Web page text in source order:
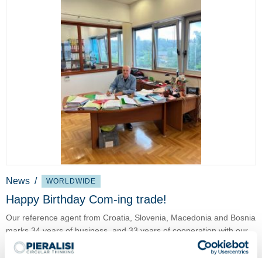
News / WORLDWIDE
Happy Birthday Com-ing trade!
Our reference agent from Croatia, Slovenia, Macedonia and Bosnia
marks 34 years of business, and 33 years of cooperation with our
company.